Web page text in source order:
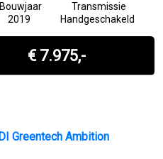
Bouwjaar
2019
Transmissie
Handgeschakeld
€ 7.975,-